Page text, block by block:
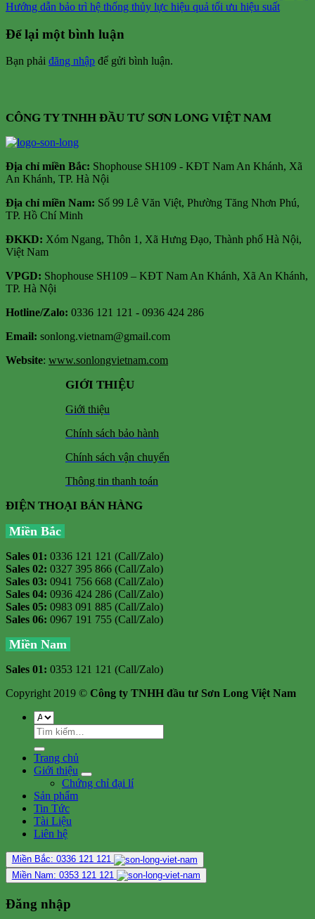
Hướng dẫn bảo trì hệ thống thủy lực hiệu quả tối ưu hiệu suất
Để lại một bình luận
Bạn phải đăng nhập để gửi bình luận.
CÔNG TY TNHH ĐẦU TƯ SƠN LONG VIỆT NAM
Địa chỉ miền Bắc: Shophouse SH109 - KĐT Nam An Khánh, Xã
An Khánh, TP. Hà Nội
Địa chỉ miền Nam: Số 99 Lê Văn Việt, Phường Tăng Nhơn Phú,
TP. Hồ Chí Minh
ĐKKD: Xóm Ngang, Thôn 1, Xã Hưng Đạo, Thành phố Hà Nội,
Việt Nam
VPGD: Shophouse SH109 – KĐT Nam An Khánh, Xã An Khánh,
TP. Hà Nội
Hotline/Zalo: 0336 121 121 - 0936 424 286
Email: sonlong.vietnam@gmail.com
Website: www.sonlongvietnam.com
GIỚI THIỆU
Giới thiệu
Chính sách bảo hành
Chính sách vận chuyển
Thông tin thanh toán
ĐIỆN THOẠI BÁN HÀNG
Miền Bắc
Sales 01: 0336 121 121 (Call/Zalo)
Sales 02: 0327 395 866 (Call/Zalo)
Sales 03: 0941 756 668 (Call/Zalo)
Sales 04: 0936 424 286 (Call/Zalo)
Sales 05: 0983 091 885 (Call/Zalo)
Sales 06: 0967 191 755 (Call/Zalo)
Miền Nam
Sales 01: 0353 121 121 (Call/Zalo)
Copyright 2019 © Công ty TNHH đầu tư Sơn Long Việt Nam
Tìm
kiếm:
Trang chủ
Giới thiệu
Chứng chỉ đại lí
Sản phẩm
Tin Tức
Tài Liệu
Liên hệ
Miền Bắc: 0336 121 121
Miền Nam: 0353 121 121
Đăng nhập